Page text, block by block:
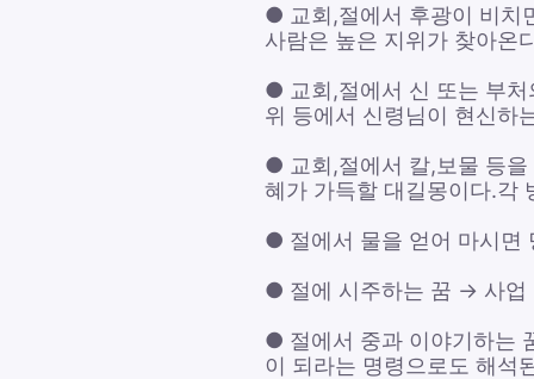
● 교회,절에서 후광이 비치
사람은 높은 지위가 찾아온
● 교회,절에서 신 또는 부처
위 등에서 신령님이 현신하
● 교회,절에서 칼,보물 등
혜가 가득할 대길몽이다.각
● 절에서 물을 얻어 마시면
● 절에 시주하는 꿈 → 사업
● 절에서 중과 이야기하는
이 되라는 명령으로도 해석